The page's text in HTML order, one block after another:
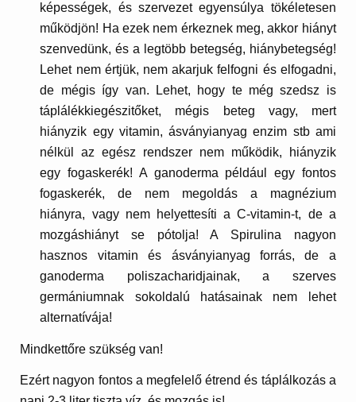
képességek, és szervezet egyensúlya tökéletesen
működjön! Ha ezek nem érkeznek meg, akkor hiányt
szenvedünk, és a legtöbb betegség, hiánybetegség!
Lehet nem értjük, nem akarjuk felfogni és elfogadni,
de mégis így van. Lehet, hogy te még szedsz is
táplálékkiegészitőket, mégis beteg vagy, mert
hiányzik egy vitamin, ásványianyag enzim stb ami
nélkül az egész rendszer nem működik, hiányzik
egy fogaskerék! A ganoderma például egy fontos
fogaskerék, de nem megoldás a magnézium
hiányra, vagy nem helyettesíti a C-vitamin-t, de a
mozgáshiányt se pótolja! A Spirulina nagyon
hasznos vitamin és ásványianyag forrás, de a
ganoderma poliszacharidjainak, a szerves
germániumnak sokoldalú hatásainak nem lehet
alternatívája!
Mindkettőre szükség van!
Ezért nagyon fontos a megfelelő étrend és táplálkozás a